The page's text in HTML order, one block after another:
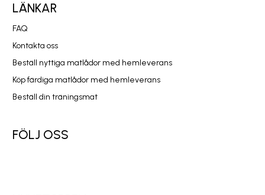
LÄNKAR
FAQ
Kontakta oss
Beställ nyttiga matlådor med hemleverans
Köp färdiga matlådor med hemleverans
Beställ din träningsmat
FÖLJ OSS